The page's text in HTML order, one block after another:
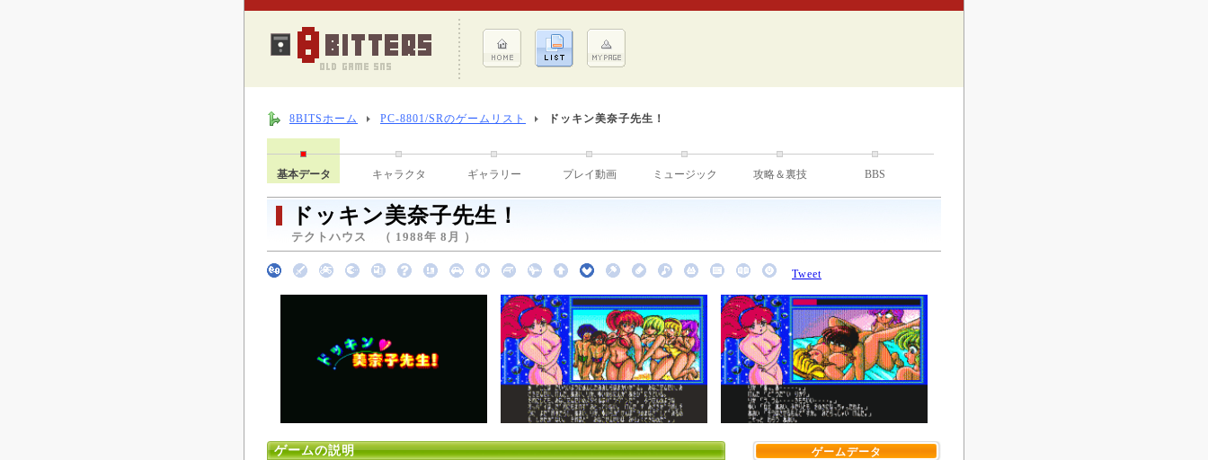
8BITSホーム PC-8801/SRのゲームリスト ドッキン美奈子先生！
基本データ キャラクタ ギャラリー プレイ動画 ミュージック 攻略＆裏技 BBS
ドッキン美奈子先生！
テクトハウス （ 1988年 8月 ）
Tweet
ゲームの説明
ゲームデータ